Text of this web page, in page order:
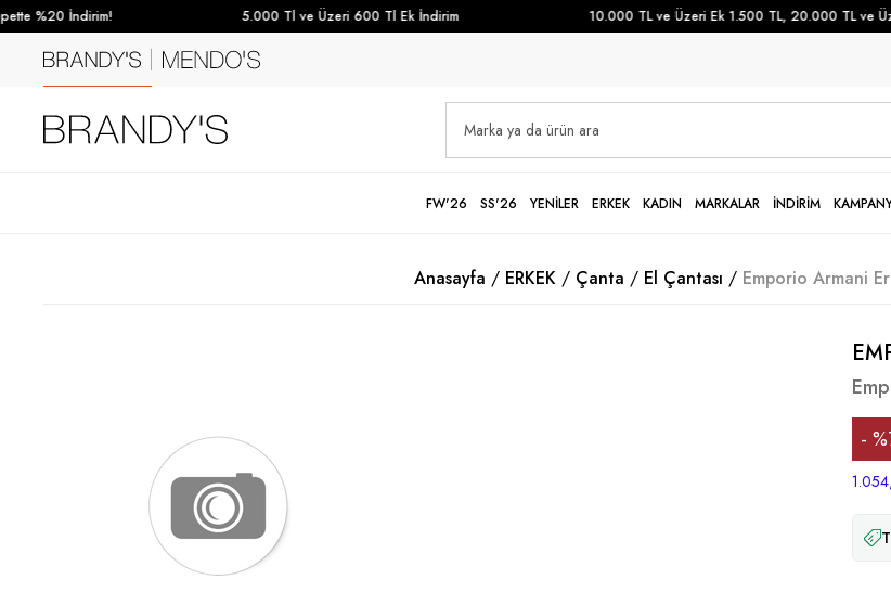
%20 İndirim! 5.000 Tl ve Üzeri 600 Tl Ek İndirim 10.000 TL ve Üzeri Ek 1.500 TL, 20.000 TL ve
FW'26 SS'26 YENİLER ERKEK KADIN MARKALAR İNDİRİM
Anasayfa ERKEK Çanta El Çantası Emporio Armani
%